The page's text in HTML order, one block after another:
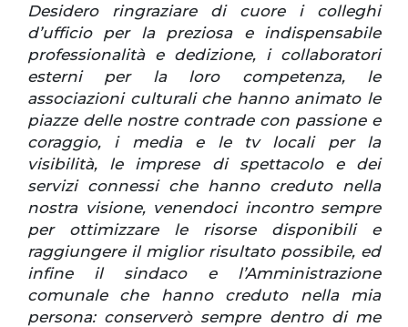
Desidero ringraziare di cuore i colleghi
d’ufficio per la preziosa e indispensabile
professionalità e dedizione, i collaboratori
esterni per la loro competenza, le
associazioni culturali che hanno animato le
piazze delle nostre contrade con passione e
coraggio, i media e le tv locali per la
visibilità, le imprese di spettacolo e dei
servizi connessi che hanno creduto nella
nostra visione, venendoci incontro sempre
per ottimizzare le risorse disponibili e
raggiungere il miglior risultato possibile, ed
infine il sindaco e l’Amministrazione
comunale che hanno creduto nella mia
persona: conserverò sempre dentro di me